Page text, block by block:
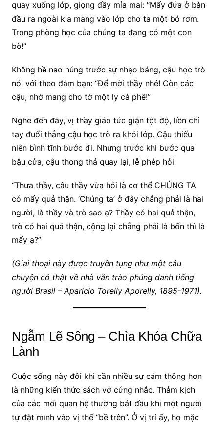
quay xuống lớp, giọng đầy mỉa mai: “Mấy đứa ở bàn
đầu ra ngoài kia mang vào lớp cho ta một bó rơm.
Trong phòng học của chúng ta đang có một con
bò!”
Không hề nao núng trước sự nhạo báng, cậu học trò
nói với theo đám bạn: “Để mời thầy nhé! Còn các
cậu, nhớ mang cho tớ một ly cà phê!”
Nghe đến đây, vị thầy giáo tức giận tột độ, liền chỉ
tay đuổi thẳng cậu học trò ra khỏi lớp. Cậu thiếu
niên bình tĩnh bước đi. Nhưng trước khi bước qua
bậu cửa, cậu thong thả quay lại, lễ phép hỏi:
“Thưa thầy, câu thầy vừa hỏi là cơ thể CHÚNG TA
có mấy quả thận. ‘Chúng ta’ ở đây chẳng phải là hai
người, là thầy và trò sao ạ? Thầy có hai quả thận,
trò có hai quả thận, cộng lại chẳng phải là bốn thì là
mấy ạ?”
(Giai thoại này được truyền tụng như một câu
chuyện có thật về nhà văn trào phúng danh tiếng
người Brasil – Aparicio Torelly Aporelly, 1895-1971).
Ngẫm Lẽ Sống – Chìa Khóa Chữa
Lành
Cuộc sống này đôi khi cần nhiều sự cảm thông hơn
là những kiến thức sách vở cứng nhắc. Thảm kịch
của các mối quan hệ thường bắt đầu khi một người
tự đặt mình vào vị thế “bề trên”. Ở vị trí ấy, họ mặc